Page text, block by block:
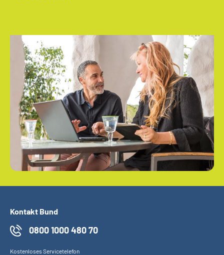
Kontakt Bund
0800 1000 480 70
Kostenloses Servicetelefon